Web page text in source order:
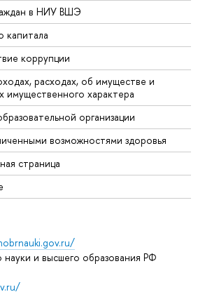
в НИУ ВШЭ
капитала
коррупции
расходах, об имуществе и
имущественного характера
организации
возможностями здоровья
страница
и высшего образования РФ